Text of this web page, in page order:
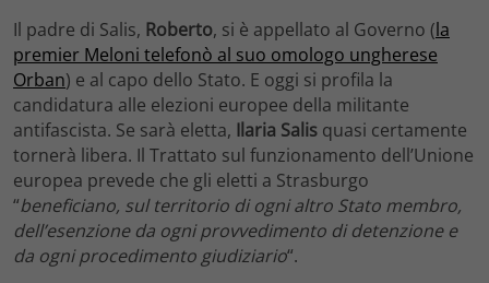
Il padre di Salis, Roberto, si è appellato al Governo (la
premier Meloni telefonò al suo omologo ungherese
Orban) e al capo dello Stato. E oggi si profila la
candidatura alle elezioni europee della militante
antifascista. Se sarà eletta, Ilaria Salis quasi certamente
tornerà libera. Il Trattato sul funzionamento dell’Unione
europea prevede che gli eletti a Strasburgo
“beneficiano, sul territorio di ogni altro Stato membro,
dell’esenzione da ogni provvedimento di detenzione e
da ogni procedimento giudiziario“.